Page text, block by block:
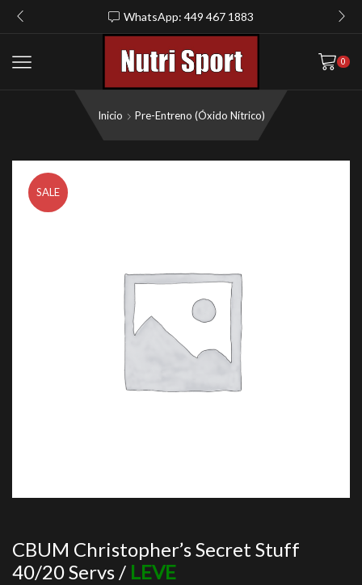
WhatsApp: 449 467 1883
0
Inicio Pre-Entreno (Óxido Nítrico)
SALE
CBUM Christopher’s Secret Stuff
40/20 Servs / LEVE